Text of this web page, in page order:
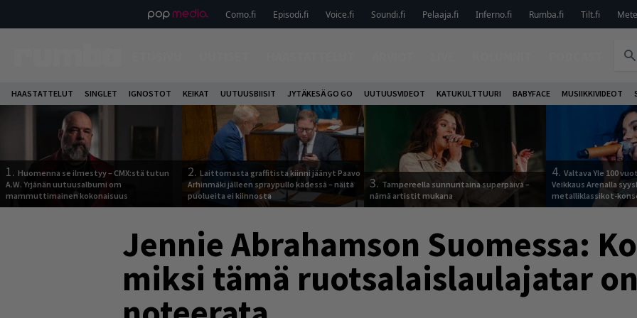
Como.fi Episodi.fi Voice.fi Soundi.fi Pelaaja.fi Inferno.fi Rumba.fi Tilt.fi
HAASTATTELUT SINGLET IGNOSTOT KEIKAT UUTUUSBIISIT JYTÄKESÄ GO GO UUTUUSVIDEOT KATUKULTTUURI BABYFACE MUSIIKKIVIDEOT
1. Huomenna se ilmestyy – CMX:stä tutun
A.W. Yrjänän uutuusalbumi om
mammuttimainen kokonaisuus
2. Laittomasta graffitista kiinni jäänyt Paavo
Arhinmäki jälleen spraypullo kädessä – näitä
puolueita ei kiinnosta
3. Tampereella sunnuntaina superpäivä –
nämä artistit mukana
4. Valtava Yle 100
Veikkaus Arenalla
metalliklassikot-
Jennie Abrahamson Suomessa:
miksi tämä ruotsalaislaulajatar